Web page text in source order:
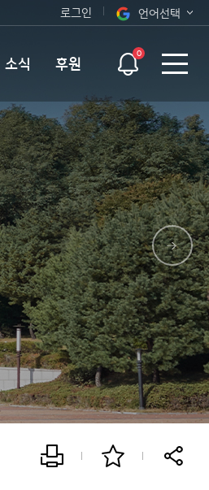
오늘 하루 보지 않기
로그인 언어선택
ENG
소식 후원
0